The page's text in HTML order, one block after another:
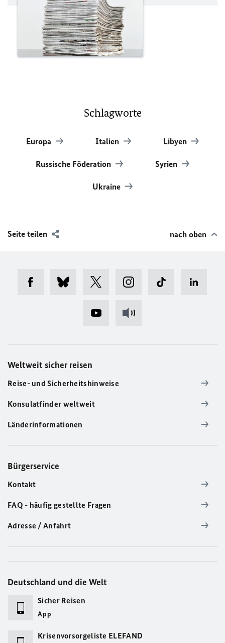
Schlagworte
Europa Italien Libyen
Russische Föderation Syrien
Ukraine
Seite teilen nach oben
Weltweit sicher reisen
Reise- und Sicherheitshinweise
Konsulatfinder weltweit
Länderinformationen
Bürgerservice
Kontakt
FAQ - häufig gestellte Fragen
Adresse / Anfahrt
Deutschland und die Welt
Sicher Reisen
App
Krisenvorsorgeliste ELEFAND